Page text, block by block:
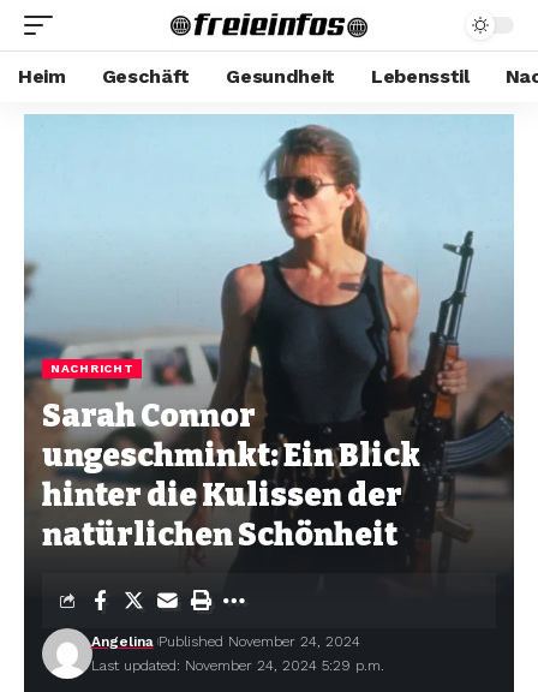
Heim Geschäft Gesundheit Lebensstil
NACHRICHT
Sarah Connor
ungeschminkt: Ein Blick
hinter die Kulissen der
natürlichen Schönheit
Last updated: November 24, 2024 5:29 p.m.
Angelina Published November 24, 2024